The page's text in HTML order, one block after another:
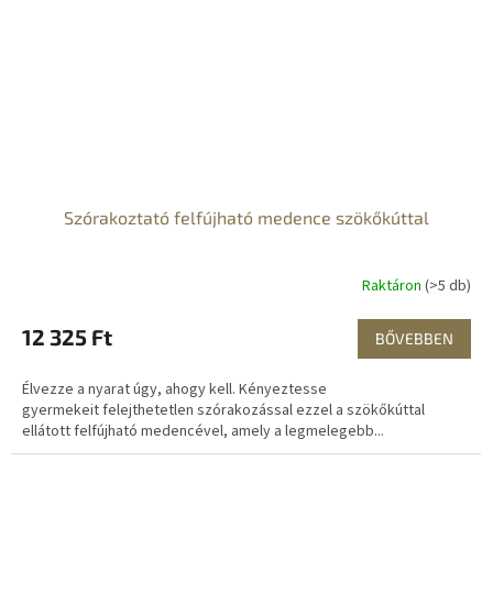
Szórakoztató felfújható medence szökőkúttal
Raktáron (>5 db)
12 325 Ft BŐVEBBEN
Élvezze a nyarat úgy, ahogy kell. Kényeztesse
gyermekeit felejthetetlen szórakozással ezzel a szökőkúttal
ellátott felfújható medencével, amely a legmelegebb...